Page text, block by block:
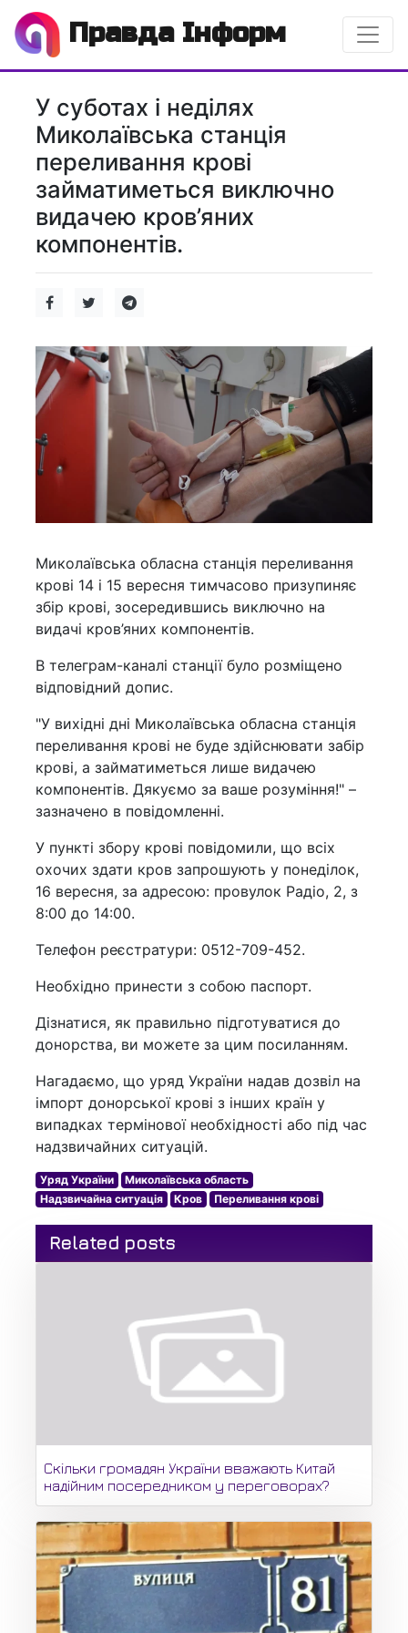
Правда Інформ
У суботах і неділях
Миколаївська станція
переливання крові
займатиметься виключно
видачею кров’яних
компонентів.
Миколаївська обласна станція переливання
крові 14 і 15 вересня тимчасово призупиняє
збір крові, зосередившись виключно на
видачі кров’яних компонентів.
В телеграм-каналі станції було розміщено
відповідний допис.
"У вихідні дні Миколаївська обласна станція
переливання крові не буде здійснювати забір
крові, а займатиметься лише видачею
компонентів. Дякуємо за ваше розуміння!" –
зазначено в повідомленні.
У пункті збору крові повідомили, що всіх
охочих здати кров запрошують у понеділок,
16 вересня, за адресою: провулок Радіо, 2, з
8:00 до 14:00.
Телефон реєстратури: 0512-709-452.
Необхідно принести з собою паспорт.
Дізнатися, як правильно підготуватися до
донорства, ви можете за цим посиланням.
Нагадаємо, що уряд України надав дозвіл на
імпорт донорської крові з інших країн у
випадках термінової необхідності або під час
надзвичайних ситуацій.
Уряд України
Миколаївська область
Надзвичайна ситуація
Кров Переливання крові
Related posts
Скільки громадян України вважають Китай
надійним посередником у переговорах?